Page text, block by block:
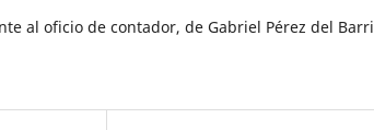
al oficio de contador, de Gabriel Pérez del